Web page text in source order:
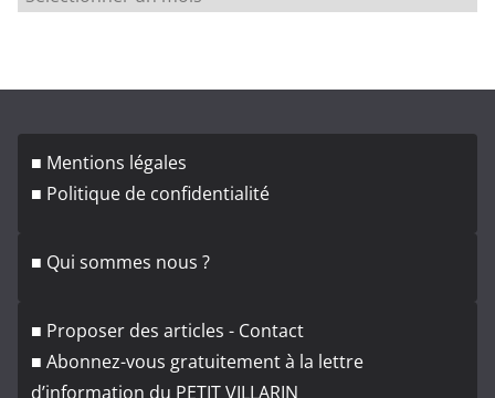
h
■ Mentions légales
■ Politique de confidentialité
■ Qui sommes nous ?
■ Proposer des articles - Contact
■ Abonnez-vous gratuitement à la lettre
d’information du PETIT VILLARIN